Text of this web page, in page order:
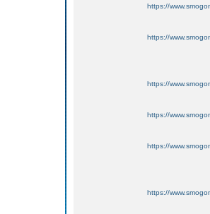
https://
https://
https://
https://
https://
https://